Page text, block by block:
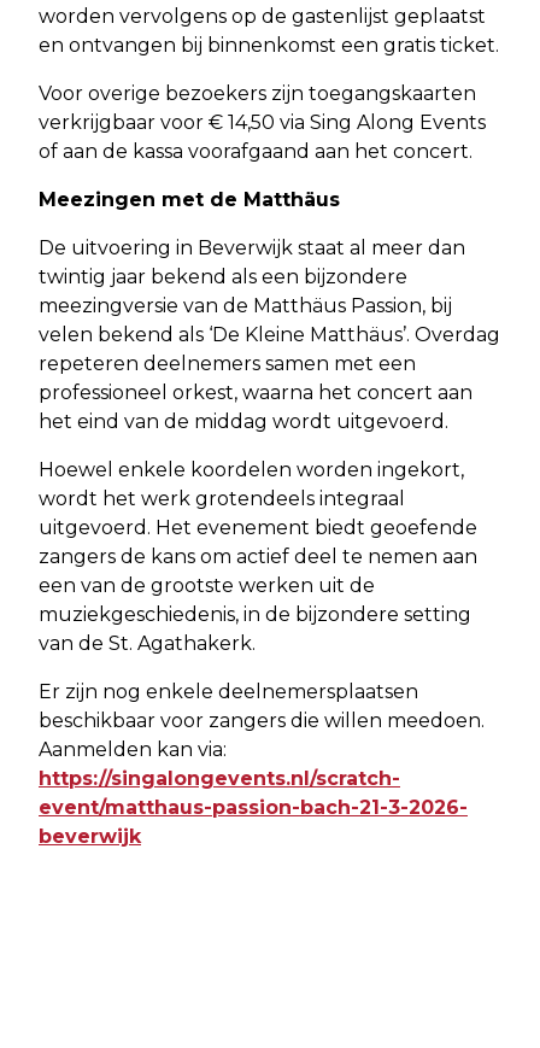
worden vervolgens op de gastenlijst geplaatst
en ontvangen bij binnenkomst een gratis ticket.
Voor overige bezoekers zijn toegangskaarten
verkrijgbaar voor € 14,50 via Sing Along Events
of aan de kassa voorafgaand aan het concert.
Meezingen met de Matthäus
De uitvoering in Beverwijk staat al meer dan
twintig jaar bekend als een bijzondere
meezingversie van de Matthäus Passion, bij
velen bekend als ‘De Kleine Matthäus’. Overdag
repeteren deelnemers samen met een
professioneel orkest, waarna het concert aan
het eind van de middag wordt uitgevoerd.
Hoewel enkele koordelen worden ingekort,
wordt het werk grotendeels integraal
uitgevoerd. Het evenement biedt geoefende
zangers de kans om actief deel te nemen aan
een van de grootste werken uit de
muziekgeschiedenis, in de bijzondere setting
van de St. Agathakerk.
Er zijn nog enkele deelnemersplaatsen
beschikbaar voor zangers die willen meedoen.
Aanmelden kan via:
https://singalongevents.nl/scratch-
event/matthaus-passion-bach-21-3-2026-
beverwijk